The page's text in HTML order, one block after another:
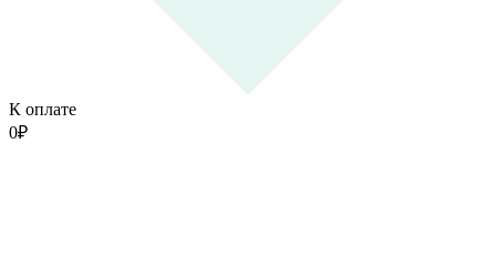
К оплате
0₽